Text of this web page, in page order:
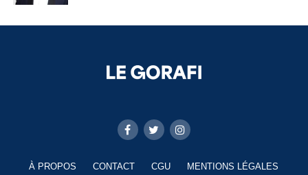
À PROPOS CONTACT CGU MENTIONS LÉGALES